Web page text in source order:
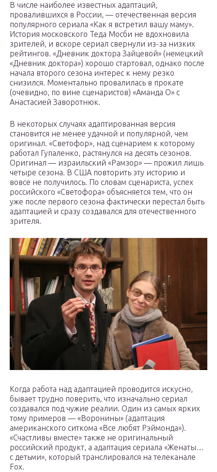
В числе наиболее известных адаптаций,
провалившихся в России, — отечественная версия
популярного сериала «Как я встретил вашу маму».
История московского Теда Мосби не вдохновила
зрителей, и вскоре сериал свернули из-за низких
рейтингов. «Дневник доктора Зайцевой» (немецкий
«Дневник доктора») хорошо стартовал, однако после
начала второго сезона интерес к нему резко
снизился. Моментально провалилась в прокате
(очевидно, по вине сценаристов) «Аманда О» с
Анастасией Заворотнюк.
В некоторых случаях адаптированная версия
становится не менее удачной и популярной, чем
оригинал. «Светофор», над сценарием к которому
работал Гупаленко, растянулся на десять сезонов.
Оригинал — израильский «Рамзор» — прожил лишь
четыре сезона. В США повторить эту историю и
вовсе не получилось. По словам сценариста, успех
российского «Светофора» объясняется тем, что он
уже после первого сезона фактически перестал быть
адаптацией и сразу создавался для отечественного
зрителя.
Когда работа над адаптацией проводится искусно,
бывает трудно поверить, что изначально сериал
создавался под чужие реалии. Один из самых ярких
тому примеров — «Воронины» (адаптация
американского ситкома «Все любят Рэймонда»).
«Счастливы вместе» также не оригинальный
российский продукт, а адаптация сериала «Женаты…
с детьми», который транслировался на телеканале
Fox.